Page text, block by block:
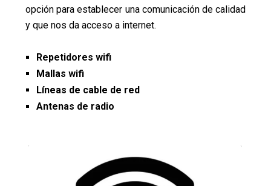
opción para establecer una comunicación de calidad
y que nos da acceso a internet.
Repetidores wifi
Mallas wifi
Líneas de cable de red
Antenas de radio